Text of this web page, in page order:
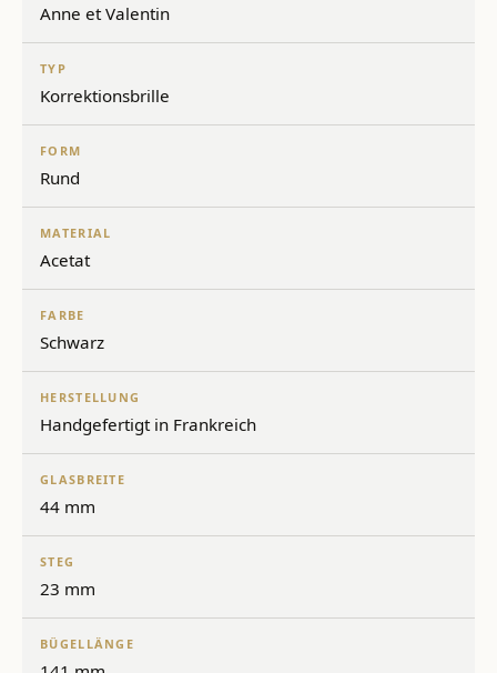
Anne et Valentin
TYP
Korrektionsbrille
FORM
Rund
MATERIAL
Acetat
FARBE
Schwarz
HERSTELLUNG
Handgefertigt in Frankreich
GLASBREITE
44 mm
STEG
23 mm
BÜGELLÄNGE